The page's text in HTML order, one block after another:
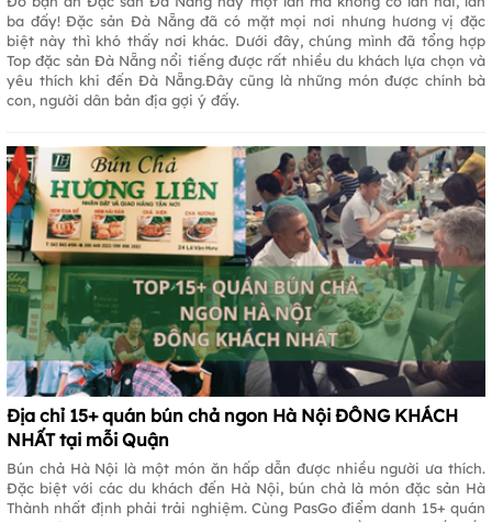
ba đấy! Đặc sản Đà Nẵng đã có mặt mọi nơi nhưng hương vị đặc
biệt này thì khó thấy nơi khác. Dưới đây, chúng mình đã tổng hợp
Top đặc sản Đà Nẵng nổi tiếng được rất nhiều du khách lựa chọn và
yêu thích khi đến Đà Nẵng.Đây cũng là những món được chính bà
con, người dân bản địa gợi ý đấy.
Địa chỉ 15+ quán bún chả ngon Hà Nội ĐÔNG KHÁCH
NHẤT tại mỗi Quận
Bún chả Hà Nội là một món ăn hấp dẫn được nhiều người ưa thích.
Đặc biệt với các du khách đến Hà Nội, bún chả là món đặc sản Hà
Thành nhất định phải trải nghiệm. Cùng PasGo điểm danh 15+ quán